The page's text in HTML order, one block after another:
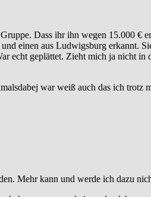
Dass ihr ihn wegen 15.000 €
einen aus Ludwigsburg erkannt.
echt geplättet. Zieht mich ja nicht in
war weiß auch das ich trotz
Mehr kann und werde ich dazu